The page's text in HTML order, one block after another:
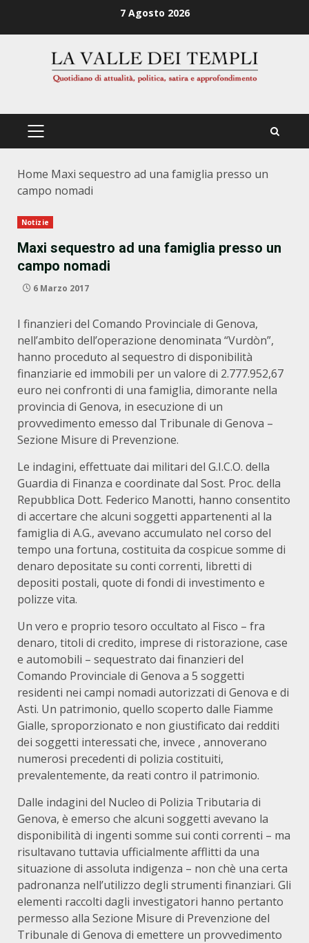
7 Agosto 2026
PRIMÄRES
Home Maxi sequestro ad una famiglia presso un
campo nomadi
Notizie
Maxi sequestro ad una famiglia presso un
campo nomadi
6 Marzo 2017
I finanzieri del Comando Provinciale di Genova,
nell’ambito dell’operazione denominata “Vurdòn”,
hanno proceduto al sequestro di disponibilità
finanziarie ed immobili per un valore di 2.777.952,67
euro nei confronti di una famiglia, dimorante nella
provincia di Genova, in esecuzione di un
provvedimento emesso dal Tribunale di Genova –
Sezione Misure di Prevenzione.
Le indagini, effettuate dai militari del G.I.C.O. della
Guardia di Finanza e coordinate dal Sost. Proc. della
Repubblica Dott. Federico Manotti, hanno consentito
di accertare che alcuni soggetti appartenenti al la
famiglia di A.G., avevano accumulato nel corso del
tempo una fortuna, costituita da cospicue somme di
denaro depositate su conti correnti, libretti di
depositi postali, quote di fondi di investimento e
polizze vita.
Un vero e proprio tesoro occultato al Fisco – fra
denaro, titoli di credito, imprese di ristorazione, case
e automobili – sequestrato dai finanzieri del
Comando Provinciale di Genova a 5 soggetti
residenti nei campi nomadi autorizzati di Genova e di
Asti. Un patrimonio, quello scoperto dalle Fiamme
Gialle, sproporzionato e non giustificato dai redditi
dei soggetti interessati che, invece , annoverano
numerosi precedenti di polizia costituiti,
prevalentemente, da reati contro il patrimonio.
Dalle indagini del Nucleo di Polizia Tributaria di
Genova, è emerso che alcuni soggetti avevano la
disponibilità di ingenti somme sui conti correnti – ma
risultavano tuttavia ufficialmente afflitti da una
situazione di assoluta indigenza – non chè una certa
padronanza nell’utilizzo degli strumenti finanziari. Gli
elementi raccolti dagli investigatori hanno pertanto
permesso alla Sezione Misure di Prevenzione del
Tribunale di Genova di emettere un provvedimento